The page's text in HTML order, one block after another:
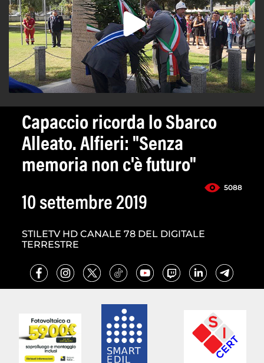
Capaccio ricorda lo Sbarco
Alleato. Alfieri: "Senza
memoria non c'è futuro"
5088
10 settembre 2019
STILETV HD CANALE 78 DEL DIGITALE
TERRESTRE